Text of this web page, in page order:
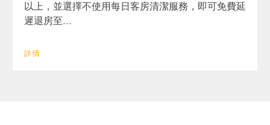
以上，並選擇不使用每日客房清潔服務，即可免費延
遲退房至...
詳情